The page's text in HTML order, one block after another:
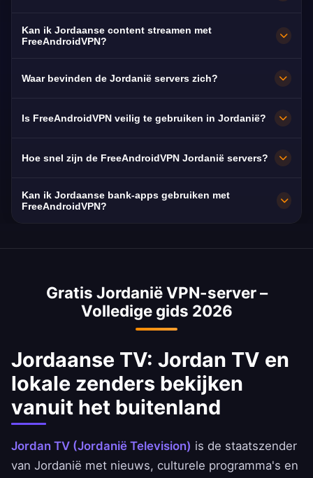
100% gratis zonder verborgen kosten,
Onbeperkte toegang tot Jordaanse VPN-
betaling.
Kan ik Jordaanse content streamen met
FreeAndroidVPN?
meeste gebruikers genieten van buffervrij HD-
Waar bevinden de Jordanië servers zich?
servers in Jordanië, waaronder Amman, Zarqa
verbindingen voor maximale snelheid.
Is FreeAndroidVPN veilig te gebruiken in Jordanië?
AES-256-versleuteling en een strikt no-logs
gegevensretentie, waardoor een VPN
Hoe snel zijn de FreeAndroidVPN Jordanië servers?
snelheden met 10 Gbps netwerkcapaciteit. De
Mbps, en onze VPN is geoptimaliseerd om
Kan ik Jordaanse bank-apps gebruiken met
FreeAndroidVPN?
voor toegang tot Jordaanse bankdiensten
tot de apps van National Bank of Jordanië,
Ahli United Bank en BBK.
Gratis Jordanië VPN-server –
Volledige gids 2026
Jordaanse TV: Jordan TV en
lokale zenders bekijken
vanuit het buitenland
Jordan TV (Jordanië Television) is de staatszender
van Jordanië met nieuws, culturele programma's en